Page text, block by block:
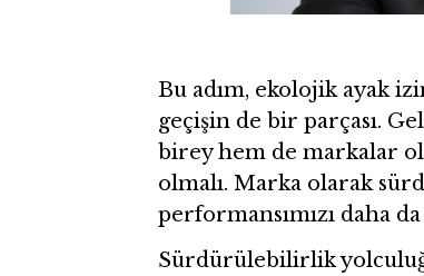
Bu adım, ekolojik ayak
geçişin de bir parçası.
birey hem de markalar
olmalı. Marka olarak
performansımızı daha
Sürdürülebilirlik